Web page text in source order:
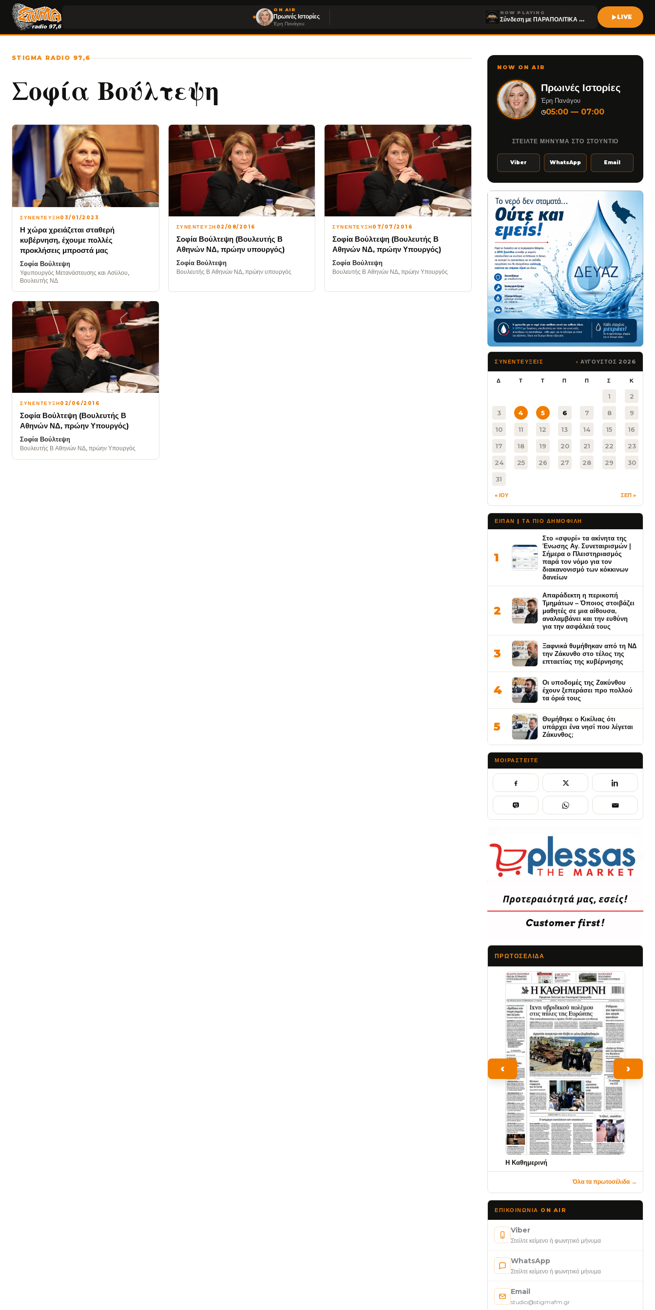
ON AIR
Πρωινές Ιστορίες
Έρη Πανάγου
NOW PLAYING
Σύνδεση με ΠΑΡΑΠΟΛΙΤΙΚΑ FM LIVE
STIGMA RADIO 97,6
Σοφία Βούλτεψη
ΣΥΝΕΝΤΕΥΞΗ03/01/2023
Η χώρα χρειάζεται σταθερή
κυβέρνηση, έχουμε πολλές
προκλήσεις μπροστά μας
Σοφία Βούλτεψη
Υφυπουργός Μετανάστευσης και Ασύλου,
Βουλευτής ΝΔ
ΣΥΝΕΝΤΕΥΞΗ 02/08/2016
Σοφία Βούλτεψη (Βουλευτής Β
Αθηνών ΝΔ, πρώην υπουργός)
Σοφία Βούλτεψη
Βουλευτής Β Αθηνών ΝΔ, πρώην υπουργός
ΣΥΝΕΝΤΕΥΞΗ07/07/2016
Σοφία Βούλτεψη (Βουλευτής Β
Αθηνών ΝΔ, πρώην Υπουργός)
Σοφία Βούλτεψη
Βουλευτής Β Αθηνών ΝΔ, πρώην Υπουργός
ΣΥΝΕΝΤΕΥΞΗ02/06/2016
Σοφία Βούλτεψη (Βουλευτής Β
Αθηνών ΝΔ, πρώην Υπουργός)
Σοφία Βούλτεψη
Βουλευτής Β Αθηνών ΝΔ, πρώην Υπουργός
NOW ON AIR
Πρωινές Ιστορίες
Έρη Πανάγου
◷05:00 — 07:00
ΣΤΕΙΛΤΕ ΜΗΝΥΜΑ ΣΤΟ ΣΤΟΥΝΤΙΟ
Viber WhatsApp Email
ΣΥΝΕΝΤΕΥΞΕΙΣ ΑΥΓΟΥΣΤΟΣ 2026
Δ Τ Τ Π Π Σ Κ
1 2
3 4 5 6 7 8 9
10 11 12 13 14 15 16
17 18 19 20 21 22 23
24 25 26 27 28 29 30
31
« ΙΟΥ ΣΕΠ »
ΕΙΠΑΝ | ΤΑ ΠΙΟ ΔΗΜΟΦΙΛΉ
1
Στο «σφυρί» τα ακίνητα της
Ένωσης Αγ. Συνεταιρισμών |
Σήμερα ο Πλειστηριασμός
παρά τον νόμο για τον
διακανονισμό των κόκκινων
δανείων
2
Απαράδεκτη η περικοπή
Τμημάτων – Όποιος στοιβάζει
μαθητές σε μια αίθουσα,
αναλαμβάνει και την ευθύνη
για την ασφάλειά τους
3
Ξαφνικά θυμήθηκαν από τη ΝΔ
την Ζάκυνθο στο τέλος της
επταετίας της κυβέρνησης
4
Οι υποδομές της Ζακύνθου
έχουν ξεπεράσει προ πολλού
τα όριά τους
5
Θυμήθηκε ο Κικίλιας ότι
υπάρχει ένα νησί που λέγεται
Ζάκυνθος;
ΜΟΙΡΑΣΤΕΊΤΕ
ΠΡΩΤΟΣΈΛΙΔΑ
‹
Η Καθημερινή
›
Όλα τα πρωτοσέλιδα →
ΕΠΙΚΟΙΝΩΝΊΑ ON AIR
Viber
Στείλτε κείμενο ή φωνητικό μήνυμα
WhatsApp
Στείλτε κείμενο ή φωνητικό μήνυμα
Email
studio@stigmafm.gr